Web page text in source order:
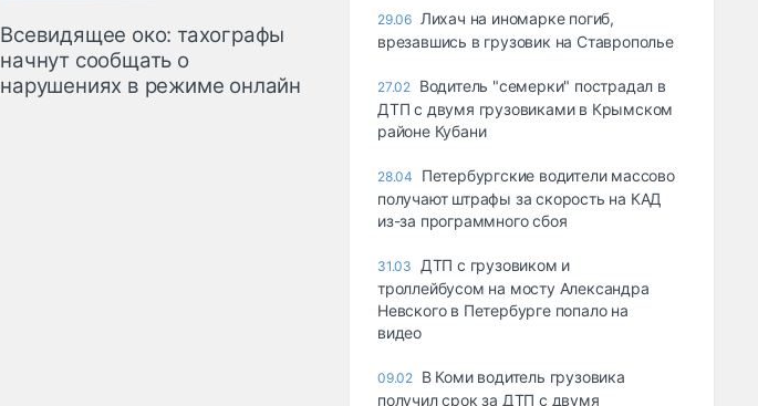
Всевидящее око: тахографы
начнут сообщать о
нарушениях в режиме онлайн
29.06 Лихач на иномарке погиб,
врезавшись в грузовик на Ставрополье
27.02 Водитель "семерки" пострадал в
ДТП с двумя грузовиками в Крымском
районе Кубани
28.04
Петербургские водители массово
получают штрафы за скорость на КАД
из-за программного сбоя
31.03
ДТП с грузовиком и
троллейбусом на мосту Александра
Невского в Петербурге попало на
видео
09.02 В Коми водитель грузовика
получил срок за ДТП с двумя